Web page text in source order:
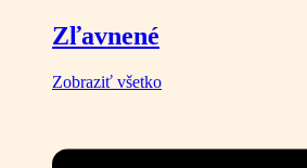
Zľavnené
Zobraziť všetko